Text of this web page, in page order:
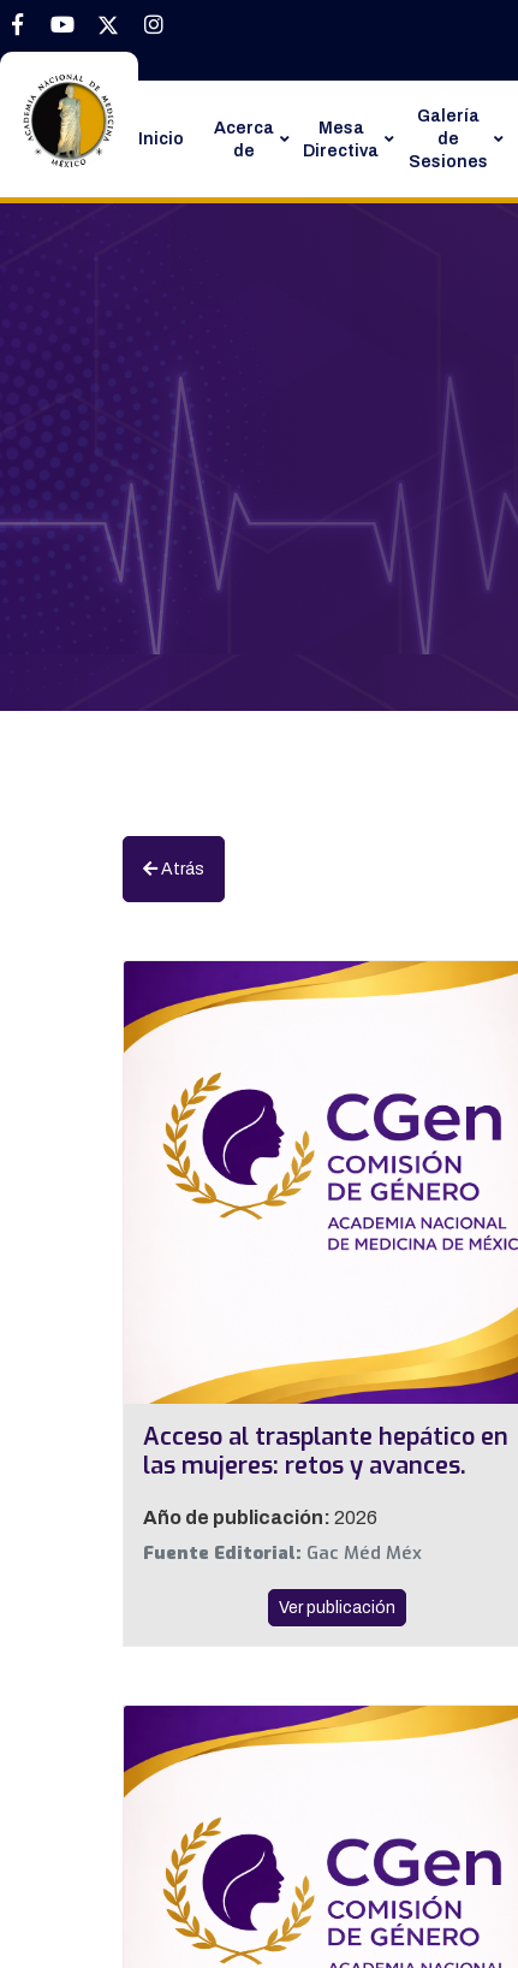
Inicio
Acerca
de
Mesa
Directiva
Galería
de
Sesiones
Atrás
Acceso al trasplante hepático en
las mujeres: retos y avances.
Año de publicación: 2026
Fuente Editorial: Gac Méd Méx
Ver publicación